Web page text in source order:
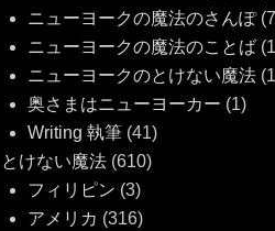
ニューヨークの魔法のさんぽ
ニューヨークの魔法のことば
ニューヨークのとけない魔法
奥さまはニューヨーカー (1)
Writing 執筆 (41)
とけない魔法 (610)
フィリピン (3)
アメリカ (316)